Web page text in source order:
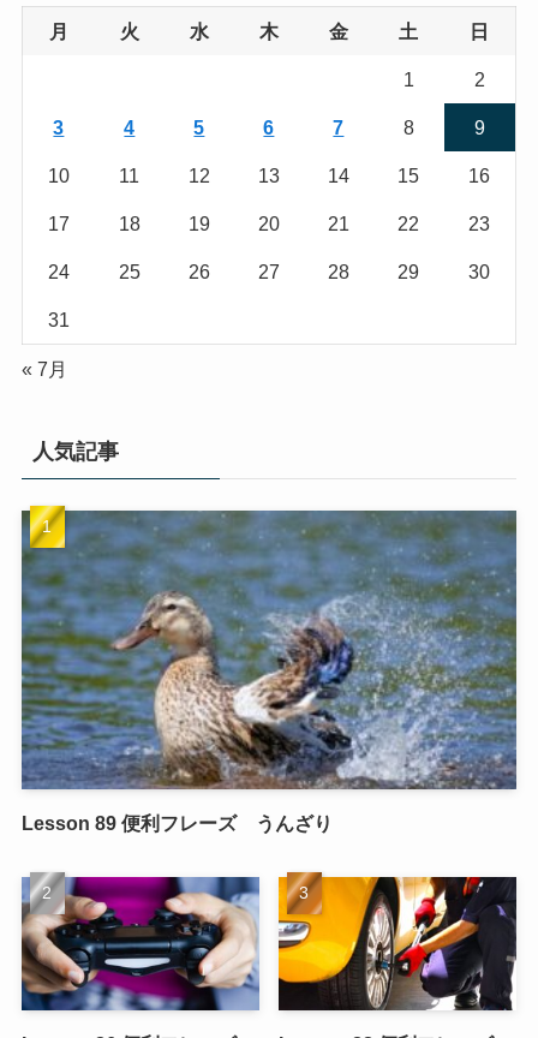
月 火 水 木 金 土 日
1 2
3 4 5 6 7 8 9
10 11 12 13 14 15 16
17 18 19 20 21 22 23
24 25 26 27 28 29 30
31
« 7月
人気記事
Lesson 89 便利フレーズ うんざり